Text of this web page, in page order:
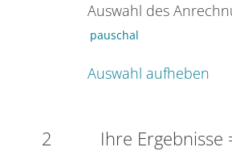
Auswahl des
pauschal
Auswahl aufheben
2 Ihre Ergebnisse